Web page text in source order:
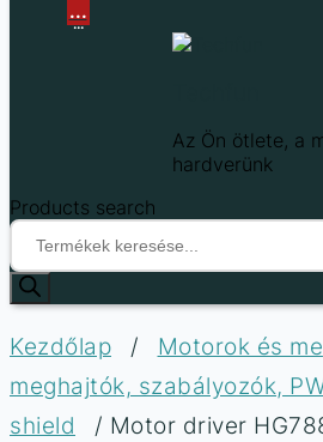
Az Ön ötlete, a
hardverünk
Products search
...
...
Kezdőlap / Motorok és
meghajtók, szabályozók,
shield
/ Motor driver